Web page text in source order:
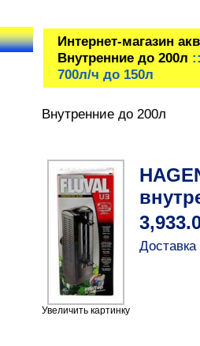
Интернет-магазин
Внутренние до 200л
700л/ч до 150л
Внутренние до 200л
Увеличить картинку